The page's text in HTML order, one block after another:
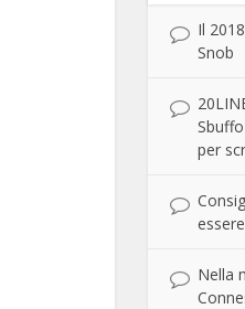
Il
Snob
Sbuffo
per
Nella